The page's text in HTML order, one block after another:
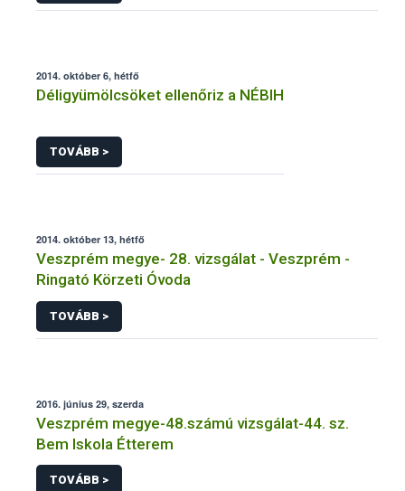
2014. október 6, hétfő
Déligyümölcsöket ellenőriz a NÉBIH
TOVÁBB >
2014. október 13, hétfő
Veszprém megye- 28. vizsgálat - Veszprém -
Ringató Körzeti Óvoda
TOVÁBB >
2016. június 29, szerda
Veszprém megye-48.számú vizsgálat-44. sz.
Bem Iskola Étterem
TOVÁBB >